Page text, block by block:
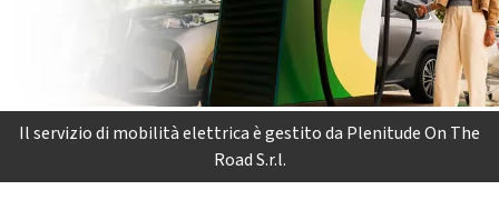
Il servizio di mobilità elettrica è gestito da Plenitude On The
Road S.r.l.